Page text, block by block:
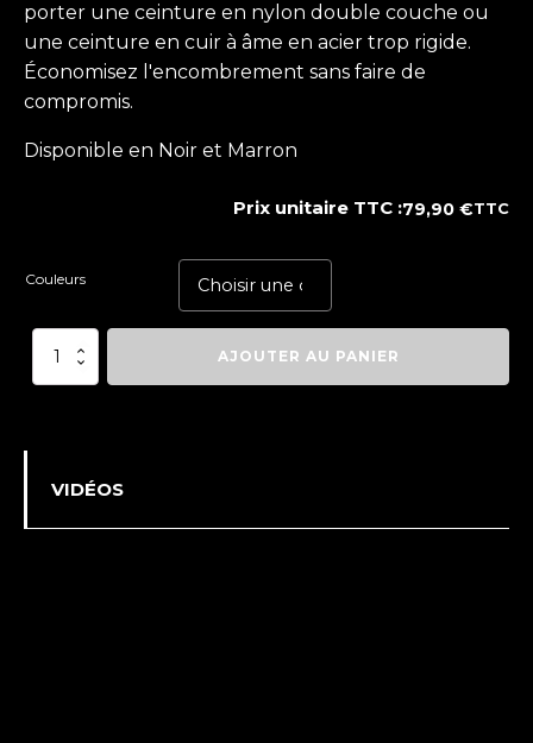
porter une ceinture en nylon double couche ou
une ceinture en cuir à âme en acier trop rigide.
Économisez l'encombrement sans faire de
compromis.
Disponible en Noir et Marron
Prix unitaire TTC :79,90 €TTC
Couleurs
quantité
Carry
AJOUTER AU PANIER
VIDÉOS